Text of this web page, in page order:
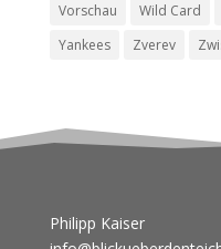
Vorschau
Wild Card
Yankees
Zverev
Philipp Kaiser